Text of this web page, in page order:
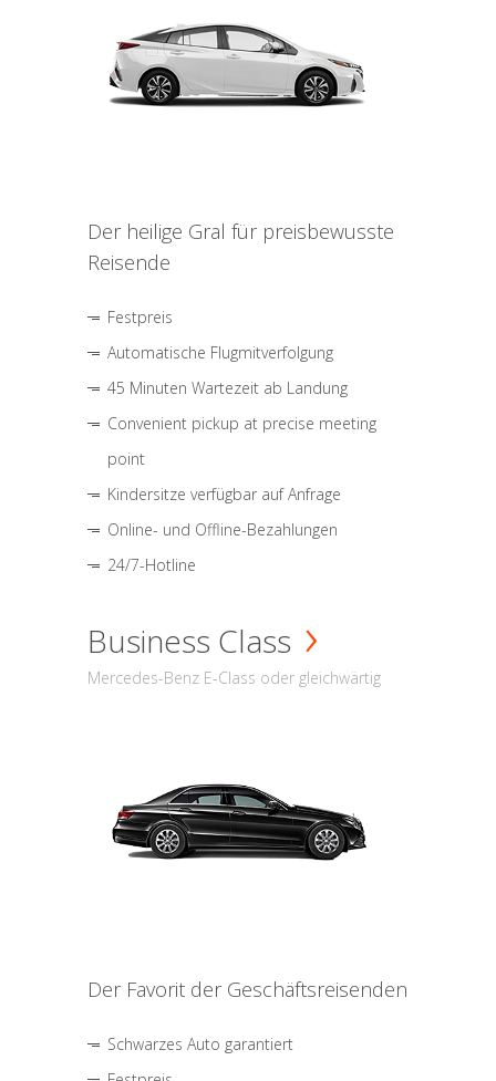
Der heilige Gral für preisbewusste
Reisende
Festpreis
Automatische Flugmitverfolgung
45 Minuten Wartezeit ab Landung
Convenient pickup at precise meeting
point
Kindersitze verfügbar auf Anfrage
Online- und Offline-Bezahlungen
24/7-Hotline
Business Class
Mercedes-Benz E-Class oder gleichwärtig
Der Favorit der Geschäftsreisenden
Schwarzes Auto garantiert